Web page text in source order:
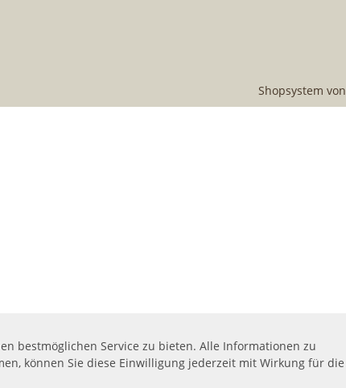
Shopsystem von
bestmöglichen Service zu bieten. Alle Informationen zu
können Sie diese Einwilligung jederzeit mit Wirkung für die